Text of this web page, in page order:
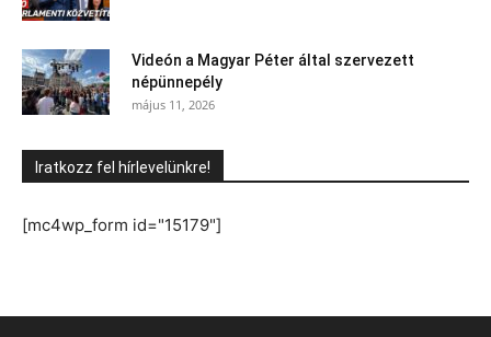
Videón a Magyar Péter által szervezett
népünnepély
május 11, 2026
Iratkozz fel hírlevelünkre!
[mc4wp_form id="15179"]